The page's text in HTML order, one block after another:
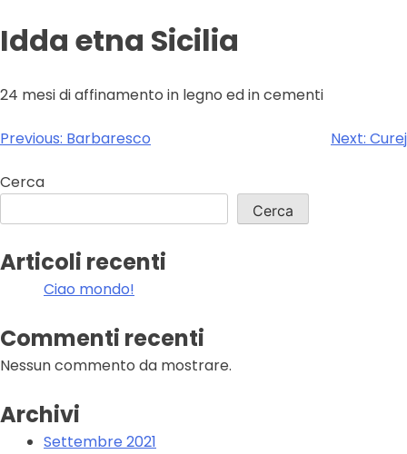
Idda etna Sicilia
24 mesi di affinamento in legno ed in cementi
Navigazione
articoli
Previous: Barbaresco Next: Curej
Cerca
Cerca
Articoli recenti
Ciao mondo!
Commenti recenti
Nessun commento da mostrare.
Archivi
Settembre 2021